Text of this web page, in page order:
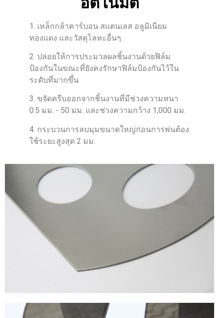
1. เหล็กกล้าคาร์บอน สแตนเลส อลูมิเนียม
ทองแดง และวัสดุโลหะอื่นๆ
2. ปล่อยให้การประมวลผลชิ้นงานด้วยฟิล์ม
ป้องกันในขณะที่ยังคงรักษาฟิล์มป้องกันไว้ใน
ระดับที่มากขึ้น
3. ขจัดครีบออกจากชิ้นงานที่มีช่วงความหนา
0.5 มม. - 50 มม. และช่วงความกว้าง 1,000 มม.
4. กระบวนการลบมุมขนาดใหญ่ก่อนการพ่นต้อง
ใช้ระยะสูงสุด 2 มม.